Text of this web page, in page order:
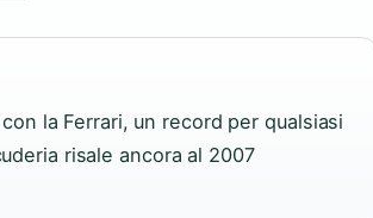
la Ferrari, un record per qualsiasi
risale ancora al 2007